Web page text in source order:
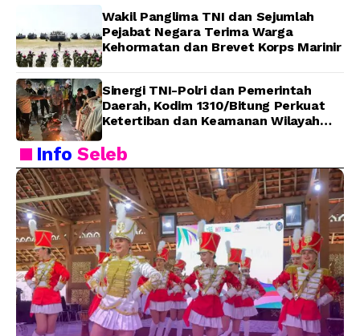
Wakil Panglima TNI dan Sejumlah
Pejabat Negara Terima Warga
Kehormatan dan Brevet Korps Marinir
Sinergi TNI-Polri dan Pemerintah
Daerah, Kodim 1310/Bitung Perkuat
Ketertiban dan Keamanan Wilayah
InfoSeleb